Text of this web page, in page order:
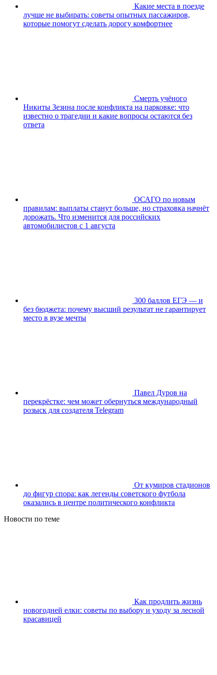
Какие места в поезде
лучше не выбирать: советы опытных пассажиров,
которые помогут сделать дорогу комфортнее
Смерть учёного
Никиты Зезина после конфликта на парковке: что
известно о трагедии и какие вопросы остаются без
ответа
ОСАГО по новым
правилам: выплаты станут больше, но страховка начнёт
дорожать. Что изменится для российских
автомобилистов с 1 августа
300 баллов ЕГЭ — и
без бюджета: почему высший результат не гарантирует
место в вузе мечты
Павел Дуров на
перекрёстке: чем может обернуться международный
розыск для создателя Telegram
От кумиров стадионов
до фигур спора: как легенды советского футбола
оказались в центре политического конфликта
Новости по теме
Как продлить жизнь
новогодней елки: советы по выбору и уходу за лесной
красавицей